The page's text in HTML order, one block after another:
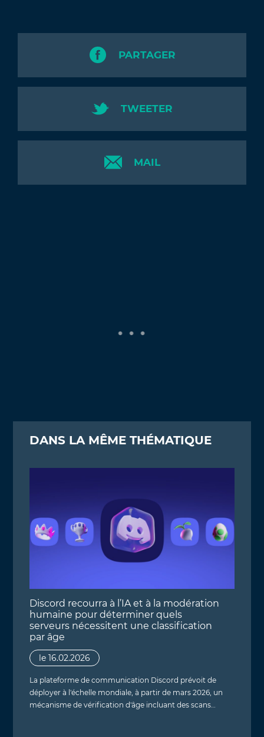
PARTAGER
TWEETER
MAIL
DANS LA MÊME THÉMATIQUE
Discord recourra à l’IA et à la modération
humaine pour déterminer quels
serveurs nécessitent une classification
par âge
le 16.02.2026
La plateforme de communication Discord prévoit de
déployer à l'échelle mondiale, à partir de mars 2026, un
mécanisme de vérification d'âge incluant des scans…